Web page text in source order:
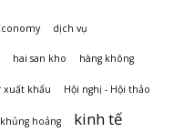
dịch vụ
hai san kho hàng không
xuất khẩu Hội nghị - Hội thảo
khủng hoảng
kinh tế